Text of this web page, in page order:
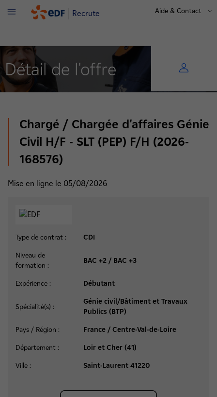
Recrute Aide & Contact
Menu
Détail de l'offre
Chargé / Chargée d'affaires Génie
Civil H/F - SLT (PEP) F/H (2026-
168576)
Mise en ligne le 05/08/2026
Type de contrat : CDI
Niveau de
formation :
BAC +2 / BAC +3
Expérience : Débutant
Spécialité(s) :
Génie civil/Bâtiment et Travaux
Publics (BTP)
Pays / Région : France / Centre-Val-de-Loire
Département : Loir et Cher (41)
Ville : Saint-Laurent 41220